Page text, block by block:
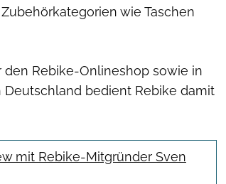
wie Taschen
Rebike-Onlineshop sowie in
bedient Rebike damit
mit Rebike-Mitgründer Sven